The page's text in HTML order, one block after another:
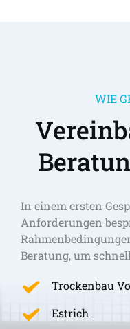
WIE
In einem ersten
Anforderungen
Beratung, um
Trockenbau
Estrich